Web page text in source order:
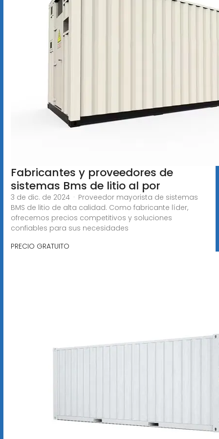
Fabricantes y proveedores de
sistemas Bms de litio al por
3 de dic. de 2024 · Proveedor mayorista de sistemas
BMS de litio de alta calidad. Como fabricante líder,
ofrecemos precios competitivos y soluciones
confiables para sus necesidades
PRECIO GRATUITO